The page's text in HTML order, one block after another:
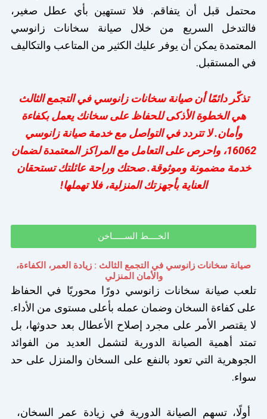
محتمل قبل أن يتفاقم. فلا تستهين بأي عطل صغير،
فالتدخل السريع من خلال صيانة سخانات زانوسي
المعتمدة يمكن أن يوفر عليك الكثير من المتاعب والتكاليف
في المستقبل.
تذكّر دائمًا أن صيانة سخانات زانوسي في التجمع الثالث
هي الخطوة الأذكى للحفاظ على سخانك يعمل بكفاءة
وأمان. لا تتردد في التواصل مع خدمة صيانة زانوسي
16062، واحرص على التعامل مع المراكز المعتمدة لضمان
خدمة مضمونة وموثوقة. صحتك وراحة عائلتك تستحقان
العناية بأجهزتك المنزلية، فلا تهملها!
الخــــط الســـــاخن
صيانة سخانات زانوسي في التجمع الثالث : زيادة العمر، الكفاءة،
والأمان المنزلي
تلعب صيانة سخانات زانوسي دورًا محوريًا في الحفاظ
على كفاءة السخان وضمان عمله بأعلى مستوى من الأداء.
لا يقتصر الأمر على مجرد إصلاح الأعطال بعد حدوثها، بل
تمتد أهمية الصيانة الدورية لتشمل العديد من الفوائد
الجوهرية التي تعود بالنفع على السخان والمنزل على حد
سواء.
أولًا، تسهم الصيانة الدورية في زيادة عمر السخان،